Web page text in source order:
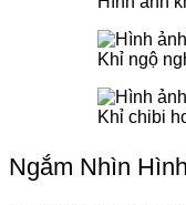
Khỉ ngộ
Khỉ chibi
Ngắm Nhìn